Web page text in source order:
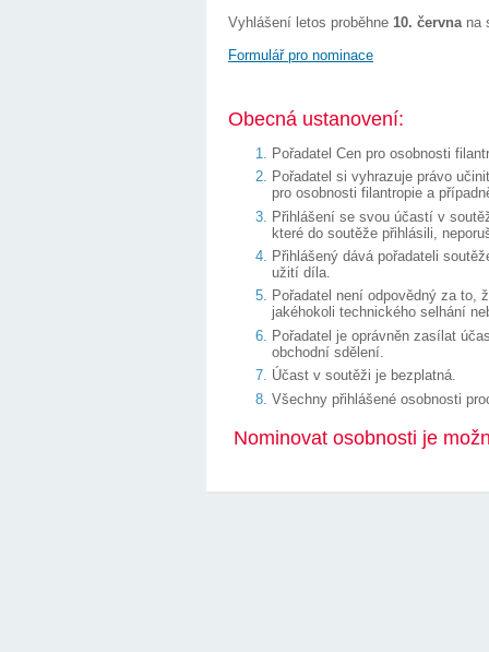
Vyhlášení letos proběhne 10. června na
Formulář pro nominace
Obecná ustanovení:
Pořadatel Cen pro osobnosti
Pořadatel si vyhrazuje právo
pro osobnosti filantropie a
Přihlášení se svou účastí v
které do soutěže přihlásili,
Přihlášený dává pořadateli
užití díla.
Pořadatel není odpovědný za to,
jakéhokoli technického selhání
Pořadatel je oprávněn zasílat
obchodní sdělení.
Účast v soutěži je bezplatná.
Všechny přihlášené osobnosti
Nominovat osobnosti je